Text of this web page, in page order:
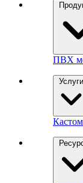
ПВХ
Услуги